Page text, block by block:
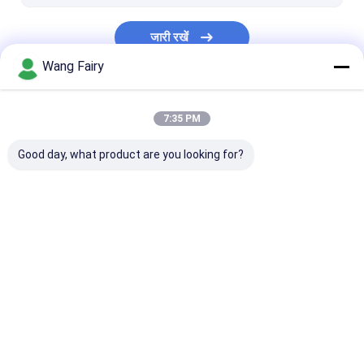
Metallographic उपकरण
पोर्टेबल कंपन मीटर
जारी रखें
Wang Fairy
7:35 PM
Good day, what product are you looking for?